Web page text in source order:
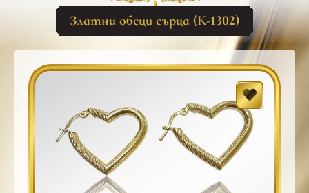
Златни обеци сърца (К-1302)